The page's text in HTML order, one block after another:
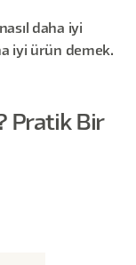
daha iyi
iyi ürün demek.
Pratik Bir